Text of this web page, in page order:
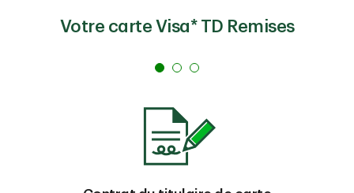
Votre carte Visa* TD Remises